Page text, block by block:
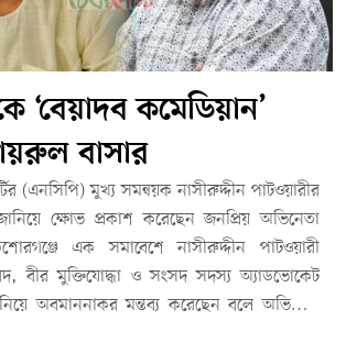
‘বেয়াদব কমেডিয়ান’
বাসার
(এনসিপি) মুখ্য সমন্বয়ক নাসীরুদ্দীন পাটওয়ারীর
জানিয়ে ক্ষোভ প্রকাশ করেছেন জনপ্রিয় অভিনেতা
এক সমাবেশে নাসীরুদ্দীন পাটওয়ারী
বীর মুক্তিযোদ্ধা ও সংসদ সদস্য অ্যাডভোকেট
অবমাননাকর মন্তব্য করেছেন বলে অভিযোগ